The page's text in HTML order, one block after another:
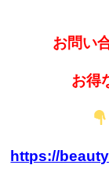
お問い
お得
https://